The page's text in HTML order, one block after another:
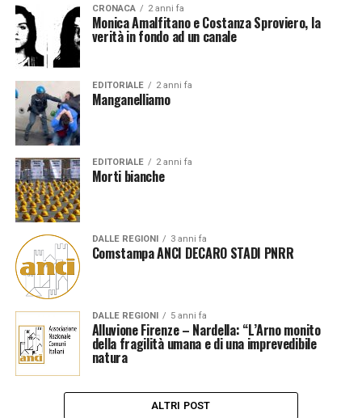
CRONACA 2 anni fa
Monica Amalfitano e Costanza Sproviero, la
verità in fondo ad un canale
EDITORIALE 2 anni fa
Manganelliamo
EDITORIALE 2 anni fa
Morti bianche
DALLE REGIONI 3 anni fa
Comstampa ANCI DECARO STADI PNRR
DALLE REGIONI 5 anni fa
Alluvione Firenze – Nardella: “L’Arno monito
della fragilità umana e di una imprevedibile
natura
ALTRI POST